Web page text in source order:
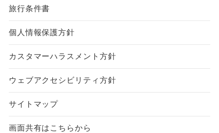
旅行条件書
個人情報保護方針
カスタマーハラスメント方針
ウェブアクセシビリティ方針
サイトマップ
画面共有はこちらから